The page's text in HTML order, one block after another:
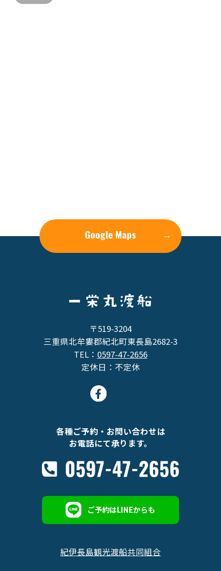
Google Maps →
〒519-3204
三重県北牟婁郡紀北町東長島2682-3
TEL： 0597-47-2656
定休日：不定休
各種ご予約・お問い合わせは
お電話にて承ります。
ご予約はLINEからも
紀伊長島観光渡船共同組合